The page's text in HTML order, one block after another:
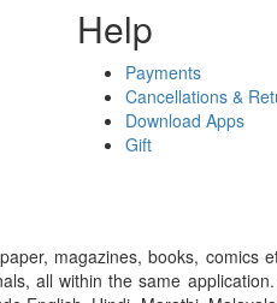
Help
Payments
Cancellations &
Download Apps
Gift
magazines, books,
all within the same